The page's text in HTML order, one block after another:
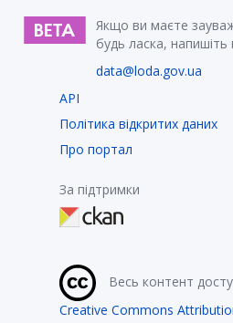
Якщо ви маєте
будь ласка, напишіть
data@loda.gov.ua
API
Політика відкритих даних
Про портал
За підтримки
Весь контент
Creative Commons